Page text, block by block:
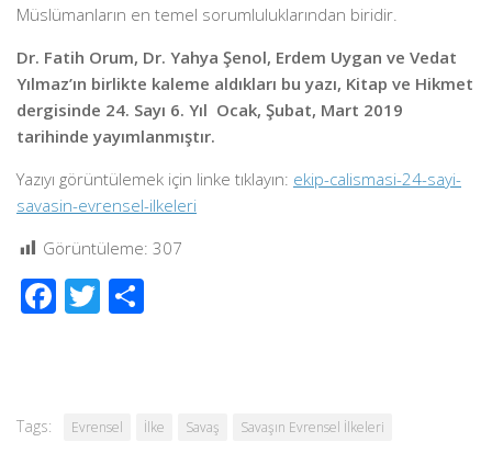
Müslümanların en temel sorumluluklarından biridir.
Dr. Fatih Orum, Dr. Yahya Şenol, Erdem Uygan ve Vedat
Yılmaz’ın birlikte kaleme aldıkları bu yazı, Kitap ve Hikmet
dergisinde 24. Sayı 6. Yıl Ocak, Şubat, Mart 2019
tarihinde yayımlanmıştır.
Yazıyı görüntülemek için linke tıklayın: ekip-calismasi-24-sayi-
savasin-evrensel-ilkeleri
Görüntüleme: 307
Facebook
Twitter
Tags: Evrensel İlke Savaş Savaşın Evrensel İlkeleri